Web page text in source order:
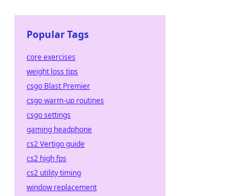
Popular Tags
core exercises
weight loss tips
csgo Blast Premier
csgo warm-up routines
csgo settings
gaming headphone
cs2 Vertigo guide
cs2 high fps
cs2 utility timing
window replacement